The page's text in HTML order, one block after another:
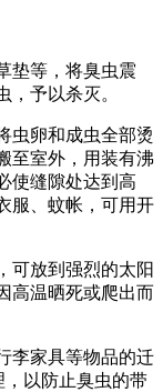
垫等，将臭虫震
予以杀灭。
虫卵和成虫全部烫
至室外，用装有沸
使缝隙处达到高
服、蚊帐，可用开
可放到强烈的太阳
高温晒死或爬出而
李家具等物品的迁
以防止臭虫的带